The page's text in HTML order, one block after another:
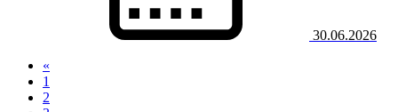
30.06.2026
«
1
2